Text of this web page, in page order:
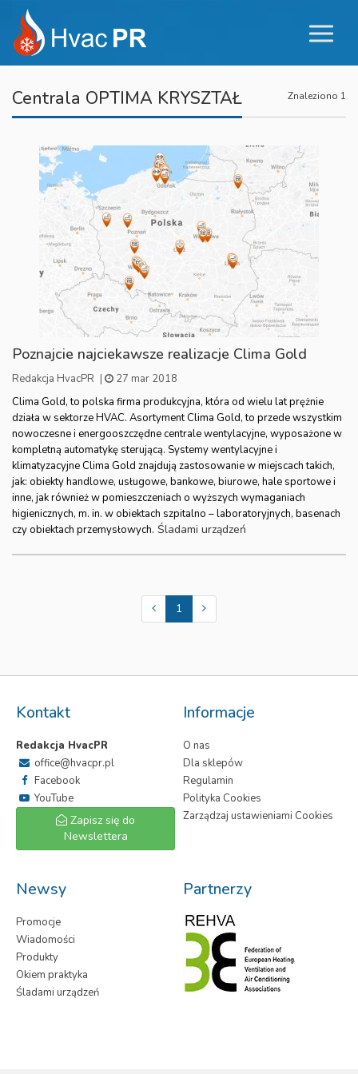
Centrala OPTIMA KRYSZTAŁ Znaleziono 1
Poznajcie najciekawsze realizacje Clima Gold
Redakcja HvacPR |
27 mar 2018
Clima Gold, to polska firma produkcyjna, która od wielu lat prężnie
działa w sektorze HVAC. Asortyment Clima Gold, to przede wszystkim
nowoczesne i energooszczędne centrale wentylacyjne, wyposażone w
kompletną automatykę sterującą. Systemy wentylacyjne i
klimatyzacyjne Clima Gold znajdują zastosowanie w miejscach takich,
jak: obiekty handlowe, usługowe, bankowe, biurowe, hale sportowe i
inne, jak również w pomieszczeniach o wyższych wymaganiach
higienicznych, m. in. w obiektach szpitalno – laboratoryjnych, basenach
czy obiektach przemysłowych. Śladami urządzeń
1
Kontakt
Redakcja HvacPR
office@hvacpr.pl
Facebook
YouTube
Zapisz się do
Newslettera
Informacje
O nas
Dla sklepów
Regulamin
Polityka Cookies
Zarządzaj ustawieniami Cookies
Newsy
Promocje
Wiadomości
Produkty
Okiem praktyka
Śladami urządzeń
Partnerzy